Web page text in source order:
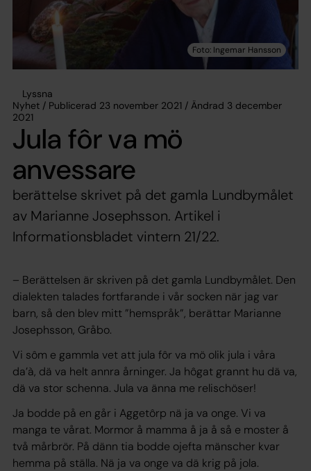
Lyssna
Nyhet / Publicerad 23 november 2021 / Ändrad 3 december
2021
Jula fôr va mö
anvessare
berättelse skrivet på det gamla Lundbymålet
av Marianne Josephsson. Artikel i
Informationsbladet vintern 21/22.
– Berättelsen är skriven på det gamla Lundbymålet. Den
dialekten talades fortfarande i vår socken när jag var
barn, så den blev mitt ”hemspråk”, berättar Marianne
Josephsson, Gråbo.
Vi sôm e gammla vet att jula fôr va mö olik jula i våra
da’à, dä va helt annra årninger. Ja hôgat grannt hu dä va,
dä va stor schenna. Jula va änna me relischöser!
Ja bodde på en går i Aggetôrp nä ja va onge. Vi va
manga te vårat. Mormor å mamma å ja å så e moster å
två mårbrör. På dänn tia bodde ojefta mänscher kvar
hemma på ställa. Nä ja va onge va dä krig på jola.